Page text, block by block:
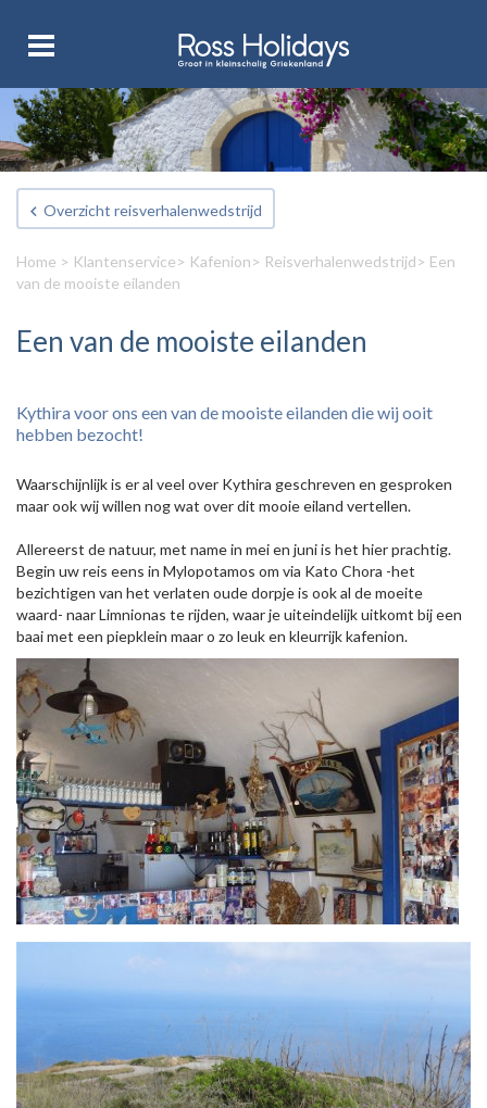
Overzicht reisverhalenwedstrijd
Home > Klantenservice> Kafenion> Reisverhalenwedstrijd> Een
van de mooiste eilanden
Een van de mooiste eilanden
Kythira voor ons een van de mooiste eilanden die wij ooit
hebben bezocht!
Waarschijnlijk is er al veel over Kythira geschreven en gesproken
maar ook wij willen nog wat over dit mooie eiland vertellen.
Allereerst de natuur, met name in mei en juni is het hier prachtig.
Begin uw reis eens in Mylopotamos om via Kato Chora -het
bezichtigen van het verlaten oude dorpje is ook al de moeite
waard- naar Limnionas te rijden, waar je uiteindelijk uitkomt bij een
baai met een piepklein maar o zo leuk en kleurrijk kafenion.